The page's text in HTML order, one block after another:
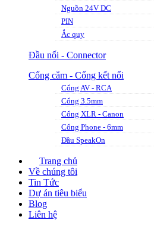
Nguồn 24V DC
PIN
Ắc quy
Đầu nối - Connector
Cổng cắm - Cổng kết nối
Cổng AV - RCA
Cổng 3.5mm
Cổng XLR - Canon
Cổng Phone - 6mm
Đầu SpeakOn
Trang chủ
Về chúng tôi
Tin Tức
Dự án tiêu biểu
Blog
Liên hệ